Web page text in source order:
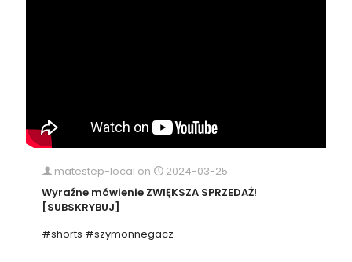
matestep-local on
2024-03-25
Wyraźne mówienie ZWIĘKSZA SPRZEDAŻ!
[SUBSKRYBUJ]
#shorts #szymonnegacz